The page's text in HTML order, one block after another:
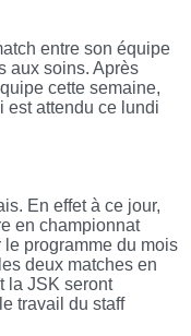
entre son équipe
aux soins. Après
cette semaine,
est attendu ce lundi
En effet à ce jour,
en championnat
programme du mois
deux matches en
la JSK seront
travail du staff